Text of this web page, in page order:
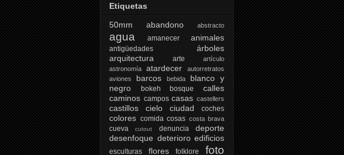
Etiquetas
50mm
abandono abstracto
agua amanecer animales
antigüedades
árboles
arquitectura
arte
artículo
astronomía
atardecer
autorretratos
aviones
barcos bebida
blanco y
negro
bokeh bosque
calles
caminos campos casas castellers
castillos cielo ciudad coches
colores comida cosas costa brava
cueva cutout denuncia
deporte
desenfoque deterioro edificios
esculturas flores folklore foto